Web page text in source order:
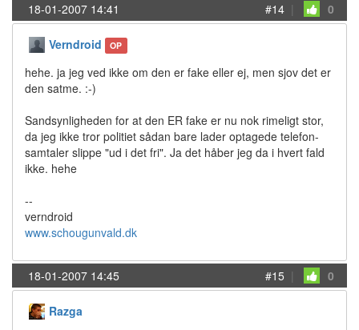
18-01-2007 14:41 #14 | 0
Verndroid OP
hehe. ja jeg ved ikke om den er fake eller ej, men sjov det er
den satme. :-)
Sandsynligheden for at den ER fake er nu nok rimeligt stor,
da jeg ikke tror politiet sådan bare lader optagede telefon-
samtaler slippe "ud i det fri". Ja det håber jeg da i hvert fald
ikke. hehe
--
verndroid
www.schougunvald.dk
18-01-2007 14:45 #15 | 0
Razga